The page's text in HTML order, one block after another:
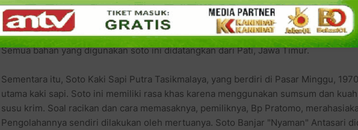
Soto Kemiri Khas Pati, menurut Agus, salah seorang penjaga stan, cikal bakalnya
Gandul Pati yang didirikan pada 1950 di Pati. Di Jakarta, Soto Kemiri berdiri pada
Kebon Jeruk. Sesuai namanya, ciri khas dari soto ini adalah rasa kemirinya yang
Semua bahan yang digunakan soto ini didatangkan dari Pati, Jawa Timur.
Sementara itu, Soto Kaki Sapi Putra Tasikmalaya, yang berdiri di Pasar Minggu,
utama kaki sapi. Soto ini memiliki rasa khas karena menggunakan sumsum dan
susu krim. Soal racikan dan cara memasaknya, pemiliknya, Bp Pratomo,
Pengolahannya sendiri dilakukan oleh mertuanya. Soto Banjar "Nyaman" Antasari